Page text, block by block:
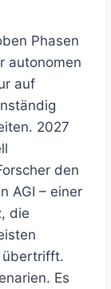
Phasen
autonomen
auf
2027
den
AGI – einer
die
übertrifft.
Es